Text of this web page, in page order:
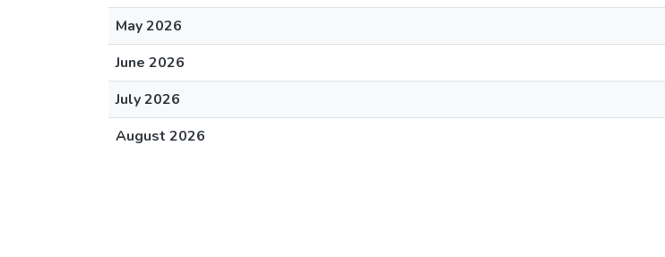
May 2026
June 2026
July 2026
August 2026